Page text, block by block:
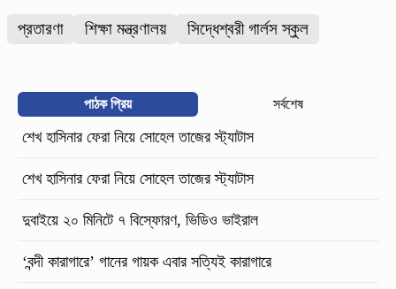
প্রতারণা শিক্ষা মন্ত্রণালয় সিদ্ধেশ্বরী গার্লস স্কুল
পাঠক প্রিয় সর্বশেষ
শেখ হাসিনার ফেরা নিয়ে সোহেল তাজের স্ট্যাটাস
শেখ হাসিনার ফেরা নিয়ে সোহেল তাজের স্ট্যাটাস
দুবাইয়ে ২০ মিনিটে ৭ বিস্ফোরণ, ভিডিও ভাইরাল
‘বন্দী কারাগারে’ গানের গায়ক এবার সত্যিই কারাগারে